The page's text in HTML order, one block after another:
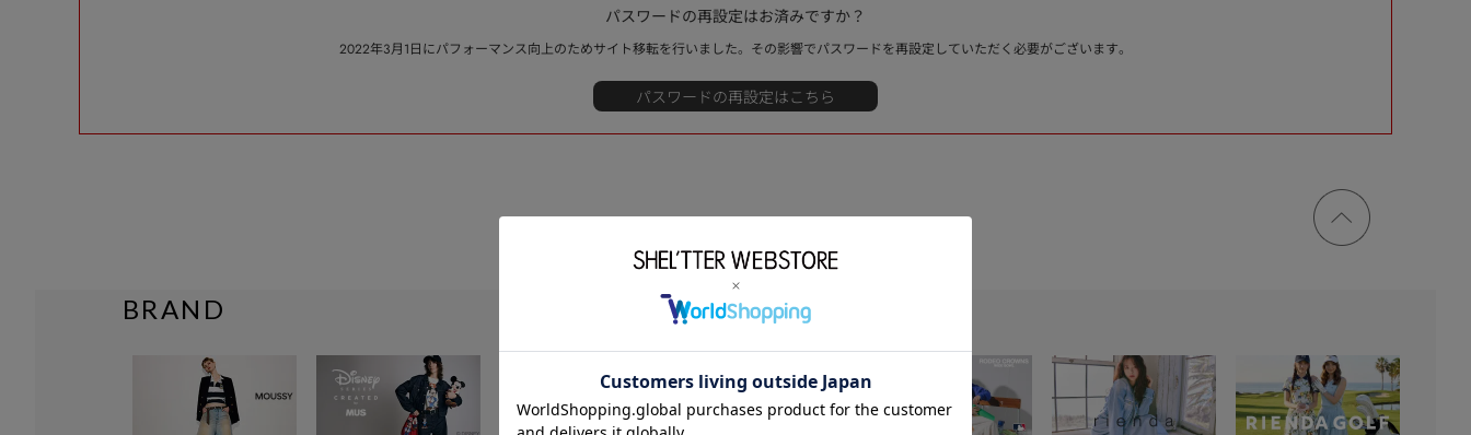
パスワードの再設定はお済みですか？
2022年3月1日にパフォーマンス向上のためサイト移転を行いました。その影響でパスワードを再設定していただく必要がございます。
ページ
トップ
BRAND